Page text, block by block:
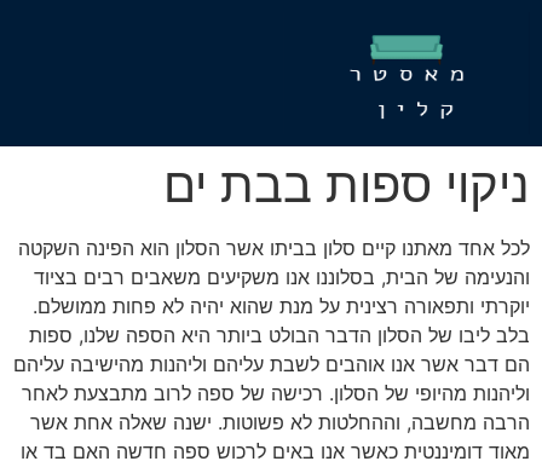
ניקוי ספות בבת ים
לכל אחד מאתנו קיים סלון בביתו אשר הסלון הוא הפינה השקטה
והנעימה של הבית, בסלוננו אנו משקיעים משאבים רבים בציוד
יוקרתי ותפאורה רצינית על מנת שהוא יהיה לא פחות ממושלם.
בלב ליבו של הסלון הדבר הבולט ביותר היא הספה שלנו, ספות
הם דבר אשר אנו אוהבים לשבת עליהם וליהנות מהישיבה עליהם
וליהנות מהיופי של הסלון. רכישה של ספה לרוב מתבצעת לאחר
הרבה מחשבה, וההחלטות לא פשוטות. ישנה שאלה אחת אשר
מאוד דומיננטית כאשר אנו באים לרכוש ספה חדשה האם בד או